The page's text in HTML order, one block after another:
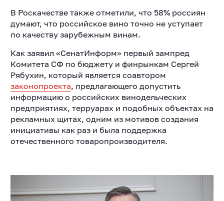
В Роскачестве также отметили, что 58% россиян
думают, что российское вино точно не уступает
по качеству зарубежным винам.
Как заявил «СенатИнформ» первый зампред
Комитета СФ по бюджету и финрынкам Сергей
Рябухин, который является соавтором
законопроекта, предлагающего допустить
информацию о российских винодельческих
предприятиях, терруарах и подобных объектах на
рекламных щитах, одним из мотивов создания
инициативы как раз и была поддержка
отечественного товаропроизводителя.